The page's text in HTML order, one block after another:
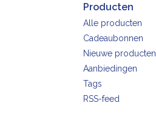
Producten
Alle producten
Cadeaubonnen
Nieuwe producten
Aanbiedingen
Tags
RSS-feed